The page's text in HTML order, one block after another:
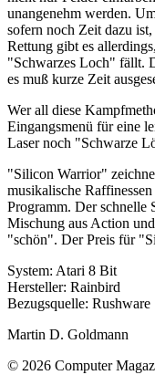
unangenehm werden.
sofern noch Zeit dazu
Rettung gibt es
"Schwarzes Loch" fällt.
es muß kurze Zeit
Wer all diese
Eingangsmenü für eine
Laser noch "Schwarze
"Silicon Warrior"
musikalische
Programm. Der schnelle
Mischung aus Action
"schön". Der Preis für
System: Atari 8 Bit
Hersteller: Rainbird
Bezugsquelle: Rushware
Martin D. Goldmann
© 2026 Computer